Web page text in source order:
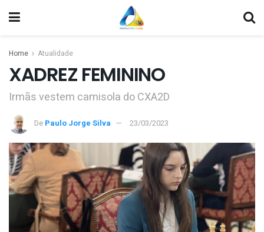
Home Atualidade
XADREZ FEMININO
Irmãs vestem camisola do CXA2D
De Paulo Jorge Silva 23/03/2023